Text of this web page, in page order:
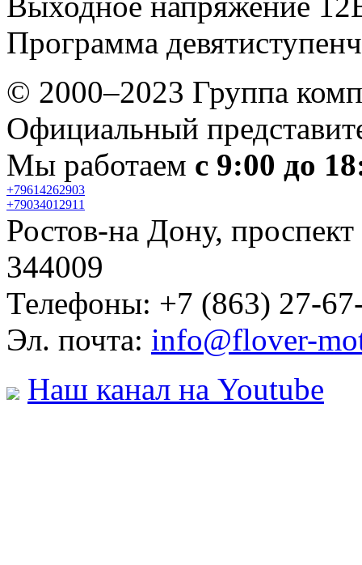
Программа
© 2000–2023 Группа
Официальный
Мы работаем с 9:00 до
+79614262903
+79034012911
Ростов-на Дону,
344009
Телефоны: +7 (863) 27-
Эл. почта: info@flover-
Наш канал на Youtube